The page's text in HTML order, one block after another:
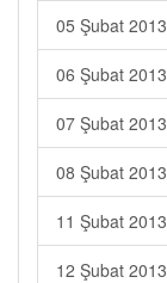
05 Şubat
06 Şubat
07 Şubat
08 Şubat
11 Şubat
12 Şubat